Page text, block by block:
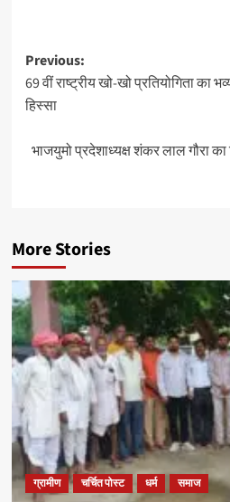
Previous:
69 वीं राष्ट्रीय खो-खो प्रतियोगिता का
हिस्सा
भाजयुमो प्रदेशाध्यक्ष शंकर लाल गौरा
More Stories
ग्रामीण चर्चित पोस्ट धर्म समाज